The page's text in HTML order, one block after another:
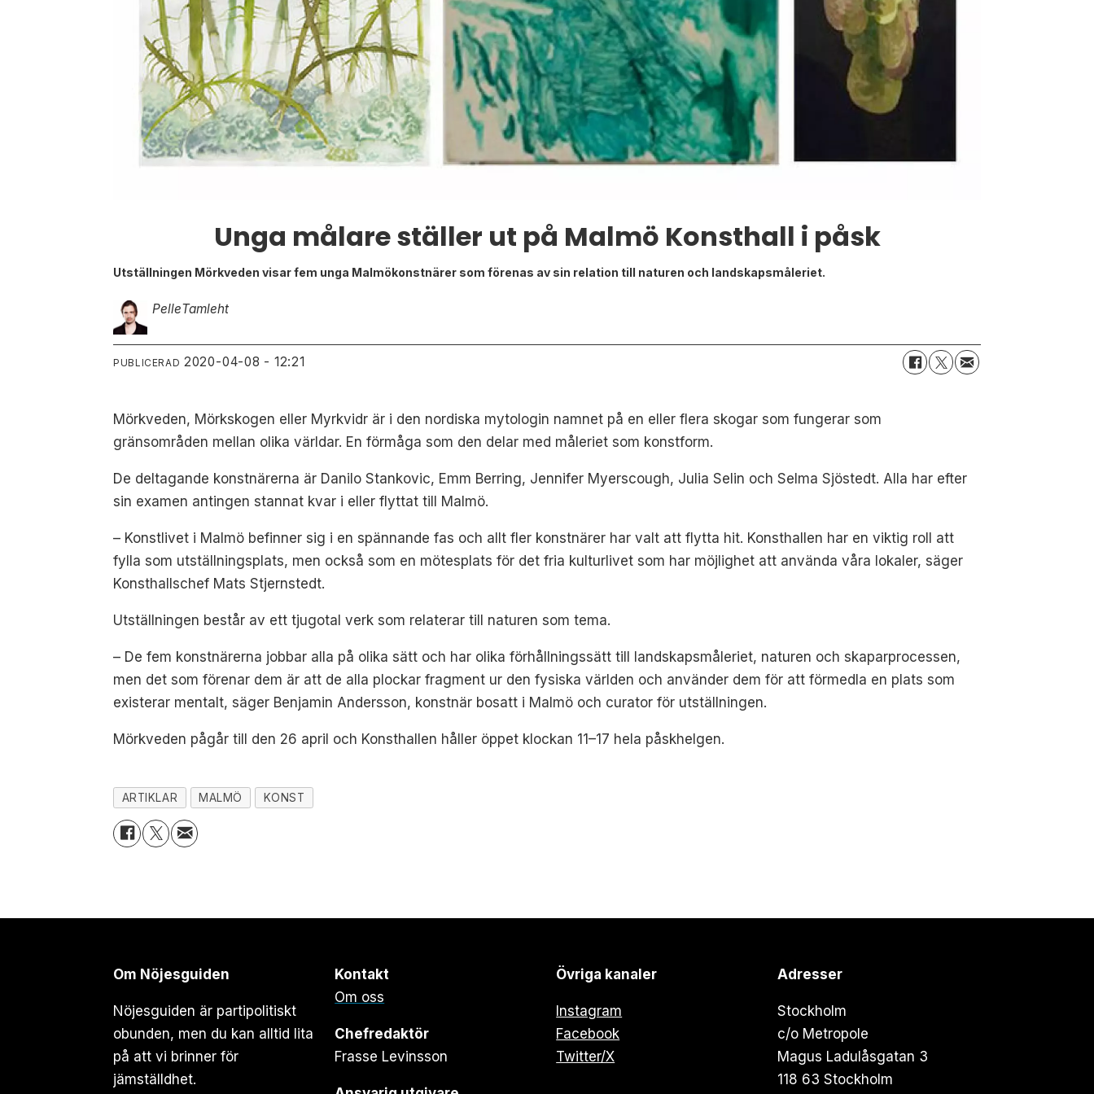
Unga målare ställer ut på Malmö Konsthall i påsk
Utställningen Mörkveden visar fem unga Malmökonstnärer som förenas av sin relation till naturen och landskapsmåleriet.
PelleTamleht
PUBLICERAD 2020-04-08 - 12:21
Mörkveden, Mörkskogen eller Myrkvidr är i den nordiska mytologin namnet på en eller flera skogar som fungerar som
gränsområden mellan olika världar. En förmåga som den delar med måleriet som konstform.
De deltagande konstnärerna är Danilo Stankovic, Emm Berring, Jennifer Myerscough, Julia Selin och Selma Sjöstedt. Alla har efter
sin examen antingen stannat kvar i eller flyttat till Malmö.
– Konstlivet i Malmö befinner sig i en spännande fas och allt fler konstnärer har valt att flytta hit. Konsthallen har en viktig roll att
fylla som utställningsplats, men också som en mötesplats för det fria kulturlivet som har möjlighet att använda våra lokaler, säger
Konsthallschef Mats Stjernstedt.
Utställningen består av ett tjugotal verk som relaterar till naturen som tema.
– De fem konstnärerna jobbar alla på olika sätt och har olika förhållningssätt till landskapsmåleriet, naturen och skaparprocessen,
men det som förenar dem är att de alla plockar fragment ur den fysiska världen och använder dem för att förmedla en plats som
existerar mentalt, säger Benjamin Andersson, konstnär bosatt i Malmö och curator för utställningen.
Mörkveden pågår till den 26 april och Konsthallen håller öppet klockan 11–17 hela påskhelgen.
ARTIKLAR MALMÖ KONST
Om Nöjesguiden
Nöjesguiden är partipolitiskt
obunden, men du kan alltid lita
på att vi brinner för
jämställdhet.
Kontakt
Om oss
Chefredaktör
Frasse Levinsson
Övriga kanaler
Instagram
Facebook
Twitter/X
Adresser
Stockholm
c/o Metropole
Magus Ladulåsgatan 3
118 63 Stockholm